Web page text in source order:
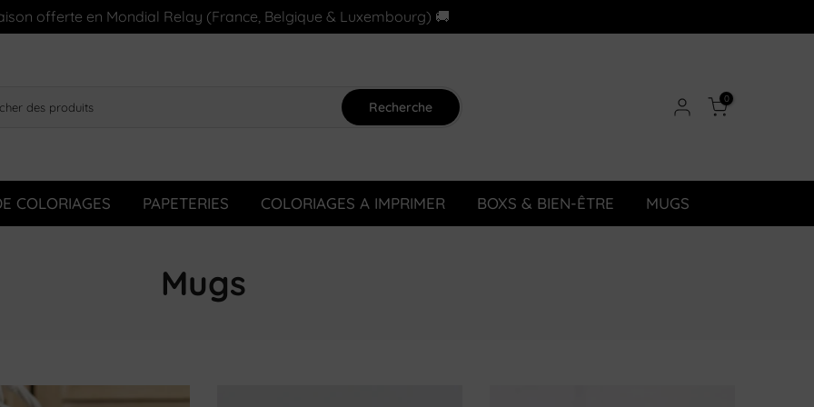
offerte en Mondial Relay (France, Belgique & Luxembourg) 🚚
Recherche
0
COLORIAGES PAPETERIES COLORIAGES A IMPRIMER BOXS & BIEN-ÊTRE MUGS
Mugs